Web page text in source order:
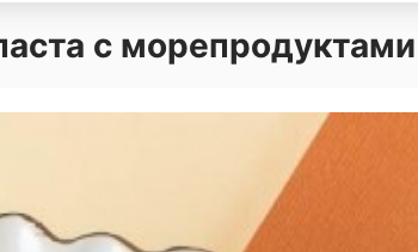
с морепродуктами